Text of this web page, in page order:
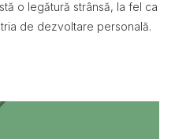
o legătură strânsă, la fel ca
de dezvoltare personală.